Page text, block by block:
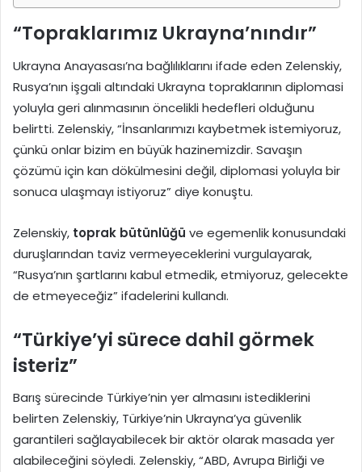
“Topraklarımız Ukrayna’nındır”
Ukrayna Anayasası’na bağlılıklarını ifade eden Zelenskiy,
Rusya’nın işgali altındaki Ukrayna topraklarının diplomasi
yoluyla geri alınmasının öncelikli hedefleri olduğunu
belirtti. Zelenskiy, “İnsanlarımızı kaybetmek istemiyoruz,
çünkü onlar bizim en büyük hazinemizdir. Savaşın
çözümü için kan dökülmesini değil, diplomasi yoluyla bir
sonuca ulaşmayı istiyoruz” diye konuştu.
Zelenskiy, toprak bütünlüğü ve egemenlik konusundaki
duruşlarından taviz vermeyeceklerini vurgulayarak,
“Rusya’nın şartlarını kabul etmedik, etmiyoruz, gelecekte
de etmeyeceğiz” ifadelerini kullandı.
“Türkiye’yi sürece dahil görmek
isteriz”
Barış sürecinde Türkiye’nin yer almasını istediklerini
belirten Zelenskiy, Türkiye’nin Ukrayna’ya güvenlik
garantileri sağlayabilecek bir aktör olarak masada yer
alabileceğini söyledi. Zelenskiy, “ABD, Avrupa Birliği ve